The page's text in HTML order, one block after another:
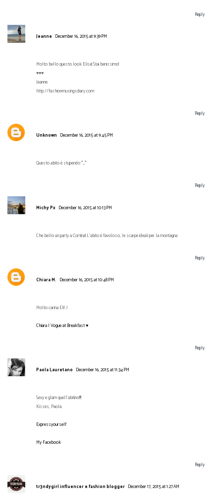
Reply
Jeanne December 16, 2015 at 9:39 PM
Molto bello questo look Elisa! Stai benissimo!
♥♥♥
Jeanne
http://fashionmusingsdiary.com
Reply
Unknown December 16, 2015 at 9:45 PM
Questo abito è stupendo *_*
Reply
Michy Px December 16, 2015 at 10:13 PM
Che bello un party a Cortina! L'abito é favoloso, le scarpe ideali per la montagna
Reply
Chiara M. December 16, 2015 at 10:48 PM
Molto carina Eli! :)
Chiara | Vogue at Breakfast ♥
Reply
Paola Lauretano December 16, 2015 at 11:34 PM
Sexy e glam quell'abitino!!!!
Kisses, Paola.
Expressyourself
My Facebook
Reply
tr3ndygirl influencer e fashion blogger December 17, 2015 at 1:27 AM